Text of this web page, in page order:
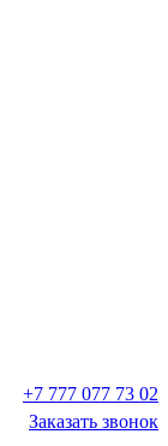
+7 777 077 73 02
Заказать звонок